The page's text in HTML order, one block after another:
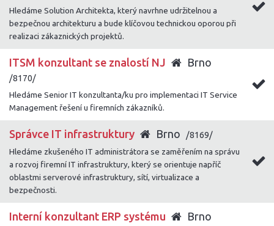
Hledáme Solution Architekta, který navrhne udržitelnou a
bezpečnou architekturu a bude klíčovou technickou oporou při
realizaci zákaznických projektů.
ITSM konzultant se znalostí NJ Brno
/8170/
Hledáme Senior IT konzultanta/ku pro implementaci IT Service
Management řešení u firemních zákazníků.
Správce IT infrastruktury Brno
/8169/
Hledáme zkušeného IT administrátora se zaměřením na správu
a rozvoj firemní IT infrastruktury, který se orientuje napříč
oblastmi serverové infrastruktury, sítí, virtualizace a
bezpečnosti.
Interní konzultant ERP systému Brno